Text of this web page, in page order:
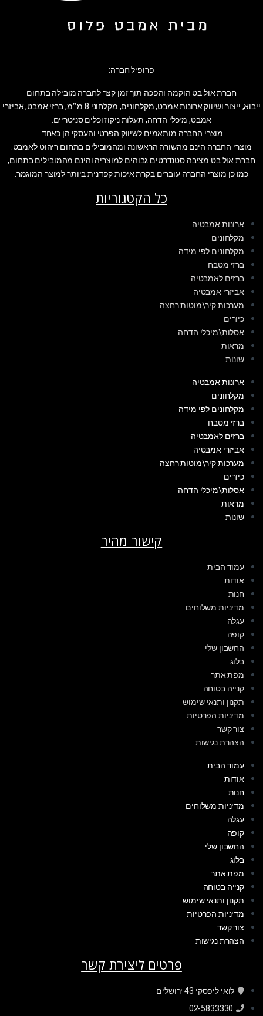
פרופיל חברה:
חברת אול בט הוקמה והפכה תוך זמן קצר לחברה מובילה בתחום
ייבוא, ייצור ושיווק ארונות אמבט, מקלחונים, מקלחוני 8 מ״מ, ברזי אמבט, אביזרי
אמבט, מיכלי הדחה, תעלות ניקוז וכלים סניטריים.
מוצרי החברה מותאמים לשיווק הפרטי והעסקי הן כאחד.
מוצרי החברה הינם מהשורה הראשונה ומהמובילים בתחום ריהוט לאמבט.
חברת אול בט מציבה סטנדרטים גבוהים למוצריה והינם מהמובילים בתחום,
כמו כן מוצרי החברה עוברים בקרת איכות קפדנית ביותר למוצר המוגמר.
כל הקטגוריות
ארונות אמבטיה
מקלחונים
מקלחונים לפי מידה
ברזי מטבח
ברזים לאמבטיה
אביזרי אמבטיה
מערכות קיר\מוטות רחצה
כיורים
אסלות\מיכלי הדחה
מראות
שונות
ארונות אמבטיה
מקלחונים
מקלחונים לפי מידה
ברזי מטבח
ברזים לאמבטיה
אביזרי אמבטיה
מערכות קיר\מוטות רחצה
כיורים
אסלות\מיכלי הדחה
מראות
שונות
קישור מהיר
עמוד הבית
אודות
חנות
מדיניות משלוחים
עגלה
קופה
החשבון שלי
בלוג
מפת אתר
קנייה בטוחה
תקנון ותנאי שימוש
מדיניות הפרטיות
צור קשר
הצהרת נגישות
עמוד הבית
אודות
חנות
מדיניות משלוחים
עגלה
קופה
החשבון שלי
בלוג
מפת אתר
קנייה בטוחה
תקנון ותנאי שימוש
מדיניות הפרטיות
צור קשר
הצהרת נגישות
פרטים ליצירת קשר
לואי ליפסקי 43 ירושלים
02-5833330